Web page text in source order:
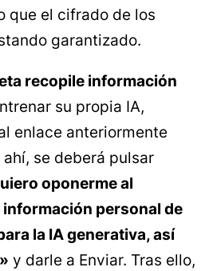
que el cifrado de los
garantizado.
recopile información
su propia IA,
enlace anteriormente
se deberá pulsar
oponerme al
personal de
la IA generativa, así
y darle a Enviar. Tras ello,